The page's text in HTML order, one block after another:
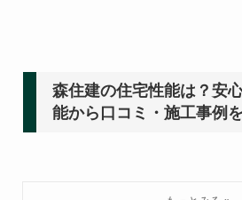
森住建の住宅性能は？安
能から口コミ・施工事例